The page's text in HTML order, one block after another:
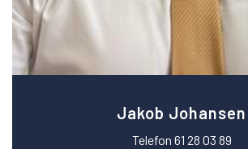
Jakob Johansen
Telefon 61 28 03 89